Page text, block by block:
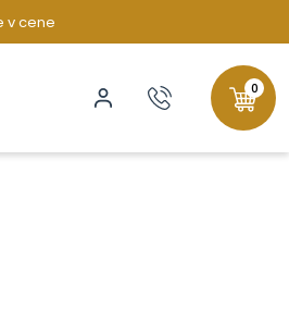
v cene
0